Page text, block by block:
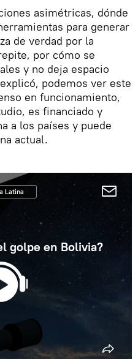
asimétricas, dónde
para generar
de verdad por la
por cómo se
y no deja espacio
podemos ver este
en funcionamiento,
es financiado y
a los países y puede
actual.
Latina
golpe en Bolivia?